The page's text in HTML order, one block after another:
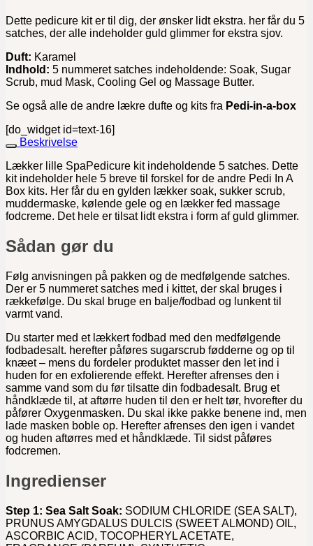
Dette pedicure kit er til dig, der ønsker lidt ekstra. her får du 5
satches, der alle indeholder guld glimmer for ekstra sjov.
Duft: Karamel
Indhold: 5 nummeret satches indeholdende: Soak, Sugar
Scrub, mud Mask, Cooling Gel og Massage Butter.
Se også alle de andre lækre dufte og kits fra Pedi-in-a-box
[do_widget id=text-16]
Beskrivelse
Lækker lille SpaPedicure kit indeholdende 5 satches. Dette
kit indeholder hele 5 breve til forskel for de andre Pedi In A
Box kits. Her får du en gylden lækker soak, sukker scrub,
muddermaske, kølende gele og en lækker fed massage
fodcreme. Det hele er tilsat lidt ekstra i form af guld glimmer.
Sådan gør du
Følg anvisningen på pakken og de medfølgende satches.
Der er 5 nummeret satches med i kittet, der skal bruges i
rækkefølge. Du skal bruge en balje/fodbad og lunkent til
varmt vand.
Du starter med et lækkert fodbad med den medfølgende
fodbadesalt. herefter påføres sugarscrub fødderne og op til
knæet – mens du fordeler produktet masser den let ind i
huden for en exfolierende effekt. Herefter afrenses den i
samme vand som du før tilsatte din fodbadesalt. Brug et
håndklæde til, at aftørre huden til den er helt tør, hvorefter du
påfører Oxygenmasken. Du skal ikke pakke benene ind, men
lade masken boble op. Herefter afrenses den igen i vandet
og huden aftørres med et håndklæde. Til sidst påføres
fodcremen.
Ingredienser
Step 1: Sea Salt Soak: SODIUM CHLORIDE (SEA SALT),
PRUNUS AMYGDALUS DULCIS (SWEET ALMOND) OIL,
ASCORBIC ACID, TOCOPHERYL ACETATE,